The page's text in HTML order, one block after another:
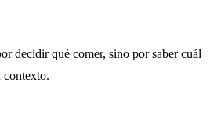
decidir qué comer, sino por saber cuál
contexto.